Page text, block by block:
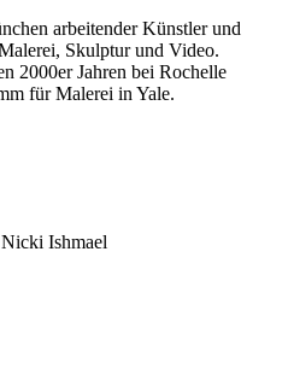
arbeitender Künstler und
Skulptur und Video.
2000er Jahren bei Rochelle
für Malerei in Yale.
Ishmael